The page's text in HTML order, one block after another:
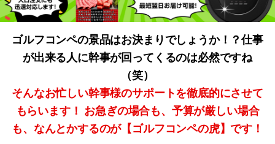
ゴルフコンペの景品はお決まりでしょうか！？仕事
が出来る人に幹事が回ってくるのは必然ですね
（笑）
そんなお忙しい幹事様のサポートを徹底的にさせて
もらいます！ お急ぎの場合も、予算が厳しい場合
も、なんとかするのが【ゴルフコンペの虎】です！